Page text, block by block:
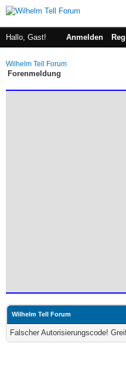
Hallo, Gast! Anmelden
Wilhelm Tell Forum
Forenmeldung
Wilhelm Tell Forum
Falscher Autorisierungscode!